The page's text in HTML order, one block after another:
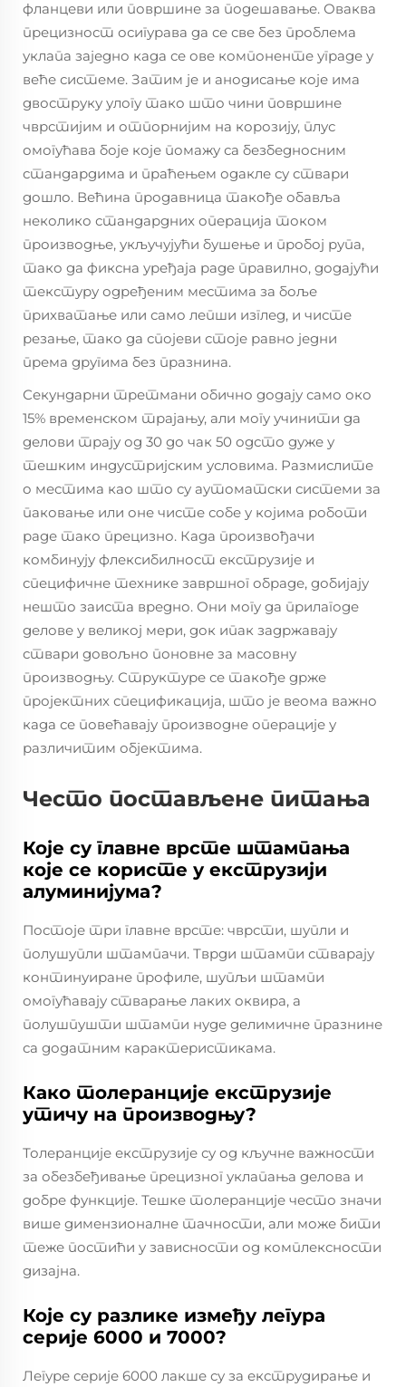
фланцеви или површине за подешавање. Оваква
прецизност осигурава да се све без проблема
уклапа заједно када се ове компоненте уграде у
веће системе. Затим је и анодисање које има
двоструку улогу тако што чини површине
чврстијим и отпорнијим на корозију, плус
омогућава боје које помажу са безбедносним
стандардима и праћењем одакле су ствари
дошло. Већина продавница такође обавља
неколико стандардних операција током
производње, укључујући бушење и пробој рупа,
тако да фиксна уређаја раде правилно, додајући
текстуру одређеним местима за боље
прихватање или само лепши изглед, и чисте
резање, тако да спојеви стоје равно једни
према другима без празнина.
Секундарни третмани обично додају само око
15% временском трајању, али могу учинити да
делови трају од 30 до чак 50 одсто дуже у
тешким индустријским условима. Размислите
о местима као што су аутоматски системи за
паковање или оне чисте собе у којима роботи
раде тако прецизно. Када произвођачи
комбинују флексибилност екструзије и
специфичне технике завршног обраде, добијају
нешто заиста вредно. Они могу да прилагоде
делове у великој мери, док ипак задржавају
ствари довољно поновне за масовну
производњу. Структуре се такође држе
пројектних спецификација, што је веома важно
када се повећавају производне операције у
различитим објектима.
Често постављене питања
Које су главне врсте штампања
које се користе у екструзији
алуминијума?
Постоје три главне врсте: чврсти, шупли и
полушупли штампачи. Тврди штампи стварају
континуиране профиле, шупљи штампи
омогућавају стварање лаких оквира, а
полушпушти штампи нуде делимичне празнине
са додатним карактеристикама.
Како толеранције екструзије
утичу на производњу?
Толеранције екструзије су од кључне важности
за обезбеђивање прецизног уклапања делова и
добре функције. Тешке толеранције често значи
више димензионалне тачности, али може бити
теже постићи у зависности од комплексности
дизајна.
Које су разлике између легура
серије 6000 и 7000?
Легуре серије 6000 лакше су за екструдирање и